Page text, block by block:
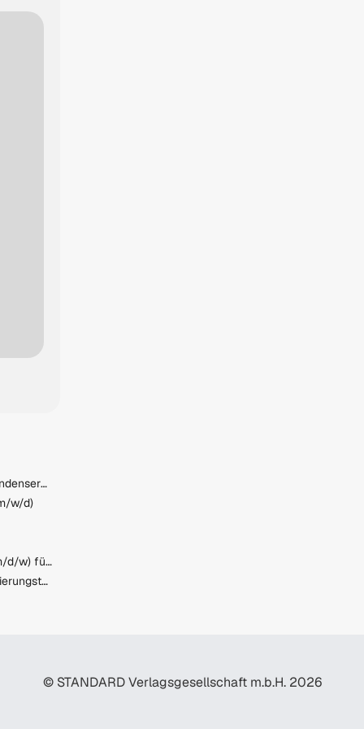
Mitarbeiter:in Logistik & Kundenservice (m/w/d)
w/d)
Maschinenbautechniker (m/d/w) für das Stator-Schichten
Projektmanager Automatisierungstechnik (m/w/d)
© STANDARD Verlagsgesellschaft m.b.H. 2026